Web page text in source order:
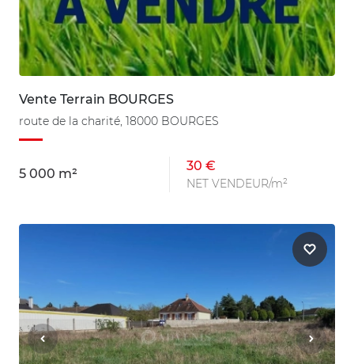
Vente Terrain BOURGES
route de la charité, 18000 BOURGES
5 000 m²
30 €
NET VENDEUR/m²